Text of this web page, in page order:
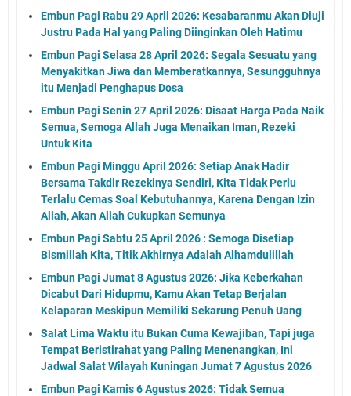
Embun Pagi Rabu 29 April 2026: Kesabaranmu Akan Diuji
Justru Pada Hal yang Paling Diinginkan Oleh Hatimu
Embun Pagi Selasa 28 April 2026: Segala Sesuatu yang
Menyakitkan Jiwa dan Memberatkannya, Sesungguhnya
itu Menjadi Penghapus Dosa
Embun Pagi Senin 27 April 2026: Disaat Harga Pada Naik
Semua, Semoga Allah Juga Menaikan Iman, Rezeki
Untuk Kita
Embun Pagi Minggu April 2026: Setiap Anak Hadir
Bersama Takdir Rezekinya Sendiri, Kita Tidak Perlu
Terlalu Cemas Soal Kebutuhannya, Karena Dengan Izin
Allah, Akan Allah Cukupkan Semunya
Embun Pagi Sabtu 25 April 2026 : Semoga Disetiap
Bismillah Kita, Titik Akhirnya Adalah Alhamdulillah
Embun Pagi Jumat 8 Agustus 2026: Jika Keberkahan
Dicabut Dari Hidupmu, Kamu Akan Tetap Berjalan
Kelaparan Meskipun Memiliki Sekarung Penuh Uang
Salat Lima Waktu itu Bukan Cuma Kewajiban, Tapi juga
Tempat Beristirahat yang Paling Menenangkan, Ini
Jadwal Salat Wilayah Kuningan Jumat 7 Agustus 2026
Embun Pagi Kamis 6 Agustus 2026: Tidak Semua